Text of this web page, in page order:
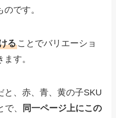
です。
ることでバリエーショ
す。
と、赤、青、黄の子SKU
、
同一ページ上にこの